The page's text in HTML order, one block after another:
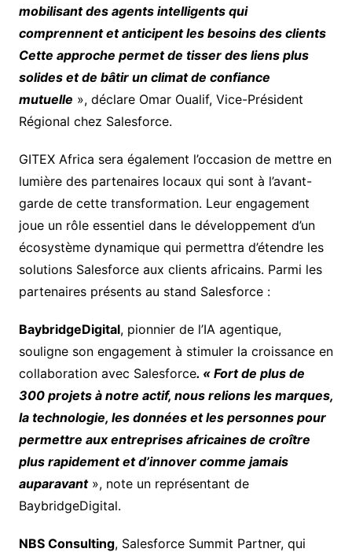
mobilisant des agents intelligents qui
comprennent et anticipent les besoins des clients
Cette approche permet de tisser des liens plus
solides et de bâtir un climat de confiance
mutuelle », déclare Omar Oualif, Vice-Président
Régional chez Salesforce.
GITEX Africa sera également l’occasion de mettre en
lumière des partenaires locaux qui sont à l’avant-
garde de cette transformation. Leur engagement
joue un rôle essentiel dans le développement d’un
écosystème dynamique qui permettra d’étendre les
solutions Salesforce aux clients africains. Parmi les
partenaires présents au stand Salesforce :
BaybridgeDigital, pionnier de l’IA agentique,
souligne son engagement à stimuler la croissance en
collaboration avec Salesforce. « Fort de plus de
300 projets à notre actif, nous relions les marques,
la technologie, les données et les personnes pour
permettre aux entreprises africaines de croître
plus rapidement et d’innover comme jamais
auparavant», note un représentant de
BaybridgeDigital.
NBS Consulting, Salesforce Summit Partner, qui